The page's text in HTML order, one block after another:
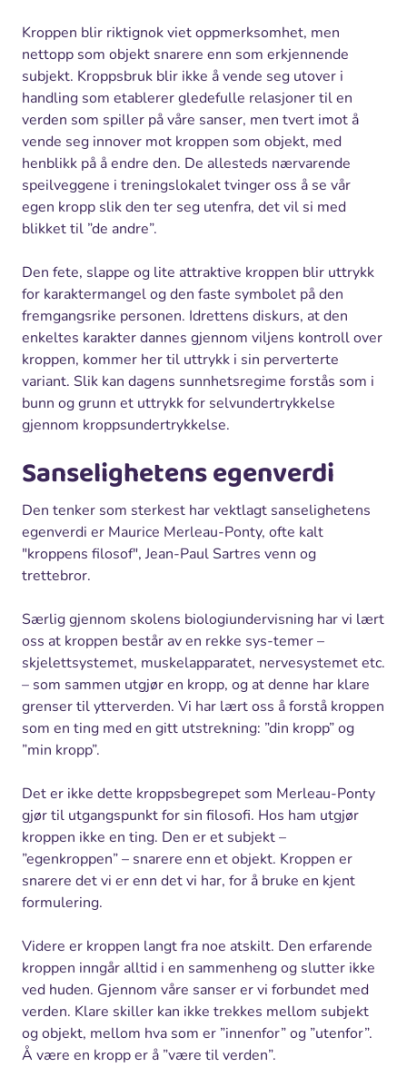
Kroppen blir riktignok viet oppmerksomhet, men
nettopp som objekt snarere enn som erkjennende
subjekt. Kroppsbruk blir ikke å vende seg utover i
handling som etablerer gledefulle relasjoner til en
verden som spiller på våre sanser, men tvert imot å
vende seg innover mot kroppen som objekt, med
henblikk på å endre den. De allesteds nærvarende
speilveggene i treningslokalet tvinger oss å se vår
egen kropp slik den ter seg utenfra, det vil si med
blikket til ”de andre”.
Den fete, slappe og lite attraktive kroppen blir uttrykk
for karaktermangel og den faste symbolet på den
fremgangsrike personen. Idrettens diskurs, at den
enkeltes karakter dannes gjennom viljens kontroll over
kroppen, kommer her til uttrykk i sin perverterte
variant. Slik kan dagens sunnhetsregime forstås som i
bunn og grunn et uttrykk for selvundertrykkelse
gjennom kroppsundertrykkelse.
Sanselighetens egenverdi
Den tenker som sterkest har vektlagt sanselighetens
egenverdi er Maurice Merleau-Ponty, ofte kalt
"kroppens filosof", Jean-Paul Sartres venn og
trettebror.
Særlig gjennom skolens biologiundervisning har vi lært
oss at kroppen består av en rekke sys-temer –
skjelettsystemet, muskelapparatet, nervesystemet etc.
– som sammen utgjør en kropp, og at denne har klare
grenser til ytterverden. Vi har lært oss å forstå kroppen
som en ting med en gitt utstrekning: ”din kropp” og
”min kropp”.
Det er ikke dette kroppsbegrepet som Merleau-Ponty
gjør til utgangspunkt for sin filosofi. Hos ham utgjør
kroppen ikke en ting. Den er et subjekt –
”egenkroppen” – snarere enn et objekt. Kroppen er
snarere det vi er enn det vi har, for å bruke en kjent
formulering.
Videre er kroppen langt fra noe atskilt. Den erfarende
kroppen inngår alltid i en sammenheng og slutter ikke
ved huden. Gjennom våre sanser er vi forbundet med
verden. Klare skiller kan ikke trekkes mellom subjekt
og objekt, mellom hva som er ”innenfor” og ”utenfor”.
Å være en kropp er å ”være til verden”.